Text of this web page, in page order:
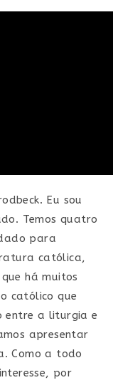
Eu sou
Temos quatro
para
católica,
há muitos
católico que
entre a liturgia e
apresentar
Como a todo
por